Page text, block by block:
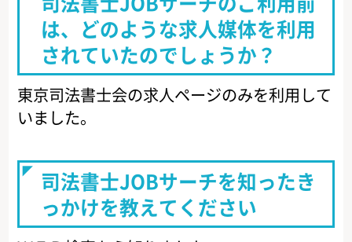
は、どのような求人媒体を利用
されていたのでしょうか？
東京司法書士会の求人ページのみを利用して
いました。
司法書士JOBサーチを知ったき
っかけを教えてください